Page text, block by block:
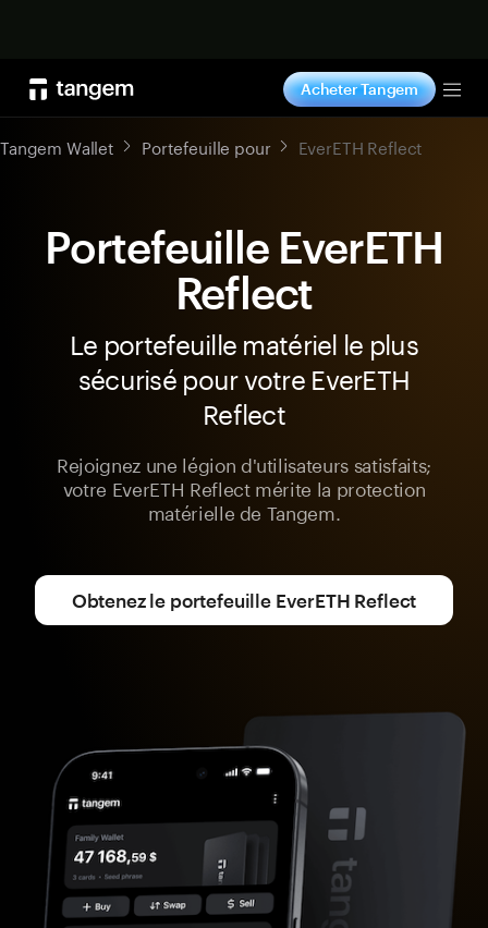
Acheter Tangem
Tangem Wallet Portefeuille pour EverETH Reflect
Portefeuille EverETH
Reflect
Le portefeuille matériel le plus
sécurisé pour votre EverETH
Reflect
Rejoignez une légion d'utilisateurs satisfaits;
votre EverETH Reflect mérite la protection
matérielle de Tangem.
Obtenez le portefeuille EverETH Reflect